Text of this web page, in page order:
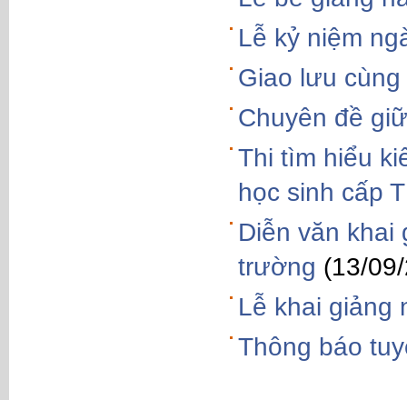
Lễ kỷ niệm
Giao lưu
Chuyên đề
Thi tìm hiểu
học sinh cấp
Diễn văn khai
trường (13/
Lễ khai giảng
Thông báo